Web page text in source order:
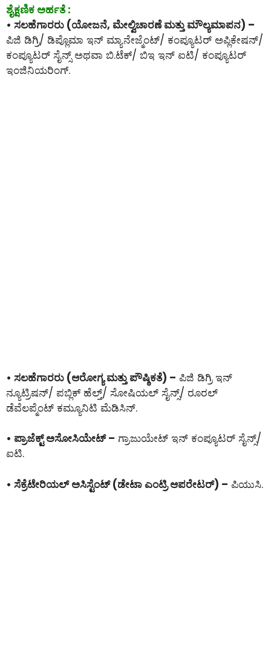
ಶೈಕ್ಷಣಿಕ ಅರ್ಹತೆ :
• ಸಲಹೆಗಾರರು (ಯೋಜನೆ, ಮೇಲ್ವಿಚಾರಣೆ ಮತ್ತು ಮೌಲ್ಯಮಾಪನ) –
ಪಿಜಿ ಡಿಗ್ರಿ/ ಡಿಪ್ಲೊಮಾ ಇನ್ ಮ್ಯಾನೇಜ್ಮೆಂಟ್/ ಕಂಪ್ಯೂಟರ್ ಅಪ್ಲಿಕೇಷನ್/
ಕಂಪ್ಯೂಟರ್ ಸೈನ್ಸ್ ಅಥವಾ ಬಿ.ಟೆಕ್/ ಬಿಇ ಇನ್ ಐಟಿ/ ಕಂಪ್ಯೂಟರ್
ಇಂಜಿನಿಯರಿಂಗ್.
• ಸಲಹೆಗಾರರು (ಆರೋಗ್ಯ ಮತ್ತು ಪೌಷ್ಠಿಕತೆ) – ಪಿಜಿ ಡಿಗ್ರಿ ಇನ್
ನ್ಯೂಟ್ರಿಷನ್/ ಪಬ್ಲಿಕ್ ಹೆಲ್ತ್/ ಸೋಷಿಯಲ್ ಸೈನ್ಸ್/ ರೂರಲ್
ಡೆವೆಲಪ್ಮೆಂಟ್ ಕಮ್ಯೂನಿಟಿ ಮೆಡಿಸಿನ್.
• ಪ್ರಾಜೆಕ್ಟ್ ಅಸೋಸಿಯೇಟ್ – ಗ್ರಾಜುಯೇಟ್ ಇನ್ ಕಂಪ್ಯೂಟರ್ ಸೈನ್ಸ್/
ಐಟಿ.
• ಸೆಕ್ರೆಟೇರಿಯಲ್ ಅಸಿಸ್ಟೆಂಟ್ (ಡೇಟಾ ಎಂಟ್ರಿ ಆಪರೇಟರ್) – ಪಿಯುಸಿ.